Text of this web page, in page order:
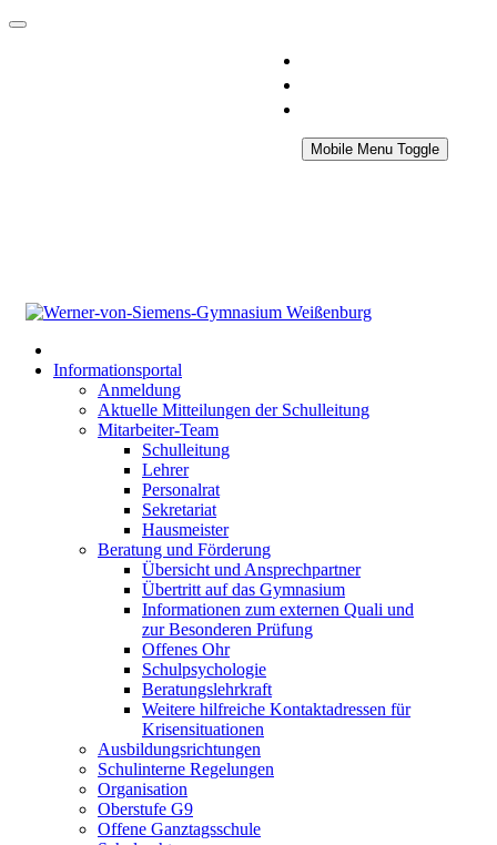
Mobile Menu Toggle
Informationsportal
Anmeldung
Aktuelle Mitteilungen der Schulleitung
Mitarbeiter-Team
Schulleitung
Lehrer
Personalrat
Sekretariat
Hausmeister
Beratung und Förderung
Übersicht und Ansprechpartner
Übertritt auf das Gymnasium
Informationen zum externen Quali und
zur Besonderen Prüfung
Offenes Ohr
Schulpsychologie
Beratungslehrkraft
Weitere hilfreiche Kontaktadressen für
Krisensituationen
Ausbildungsrichtungen
Schulinterne Regelungen
Organisation
Oberstufe G9
Offene Ganztagsschule